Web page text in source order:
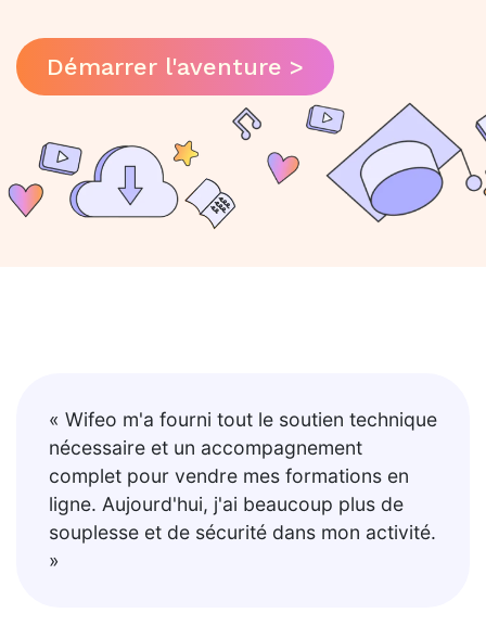
Démarrer l'aventure >
« Wifeo m'a fourni tout le soutien technique
nécessaire et un accompagnement
complet pour vendre mes formations en
ligne. Aujourd'hui, j'ai beaucoup plus de
souplesse et de sécurité dans mon activité.
»